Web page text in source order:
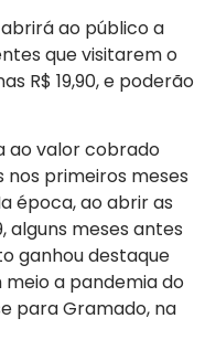
ao público a
que visitarem o
R$ 19,90, e poderão
ao valor cobrado
nos primeiros meses
época, ao abrir as
alguns meses antes
ganhou destaque
meio a pandemia do
para Gramado, na